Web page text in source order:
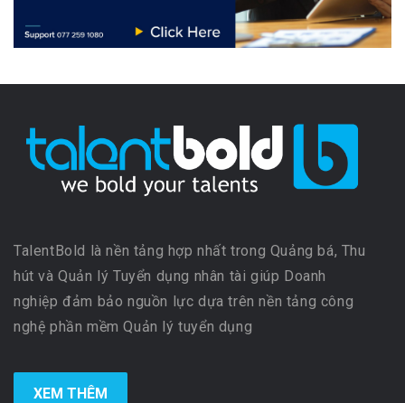
TalentBold là nền tảng hợp nhất trong Quảng bá, Thu
hút và Quản lý Tuyển dụng nhân tài giúp Doanh
nghiệp đảm bảo nguồn lực dựa trên nền tảng công
nghệ phần mềm Quản lý tuyển dụng
XEM THÊM